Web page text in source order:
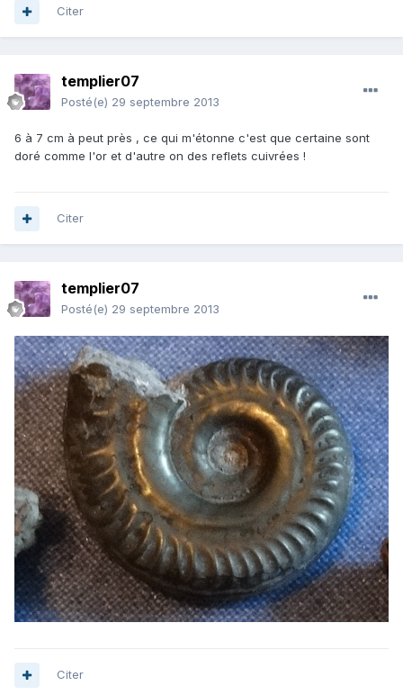
Citer
templier07
Posté(e) 29 septembre 2013
6 à 7 cm à peut près , ce qui m'étonne c'est que certaine sont
doré comme l'or et d'autre on des reflets cuivrées !
Citer
templier07
Posté(e) 29 septembre 2013
Citer